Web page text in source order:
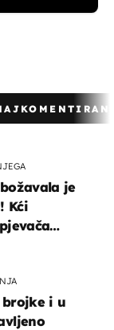
je
Kći
brojke i u